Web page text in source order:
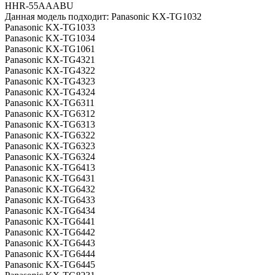
HHR-55AAABU
Данная модель подходит: Panasonic KX-TG1032
Panasonic KX-TG1033
Panasonic KX-TG1034
Panasonic KX-TG1061
Panasonic KX-TG4321
Panasonic KX-TG4322
Panasonic KX-TG4323
Panasonic KX-TG4324
Panasonic KX-TG6311
Panasonic KX-TG6312
Panasonic KX-TG6313
Panasonic KX-TG6322
Panasonic KX-TG6323
Panasonic KX-TG6324
Panasonic KX-TG6413
Panasonic KX-TG6431
Panasonic KX-TG6432
Panasonic KX-TG6433
Panasonic KX-TG6434
Panasonic KX-TG6441
Panasonic KX-TG6442
Panasonic KX-TG6443
Panasonic KX-TG6444
Panasonic KX-TG6445